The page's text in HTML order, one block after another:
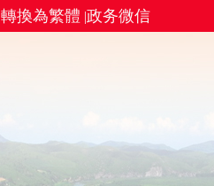
轉換為繁體 |政务微信